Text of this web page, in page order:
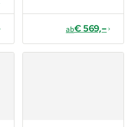
ab€ 569,–